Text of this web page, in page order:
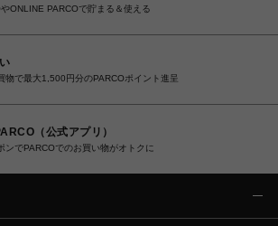
ONLINE PARCOで貯まる＆使える
物で最大1,500円分のPARCOポイント進呈
（公式アプリ）
ンでPARCOでのお買い物がオトクに